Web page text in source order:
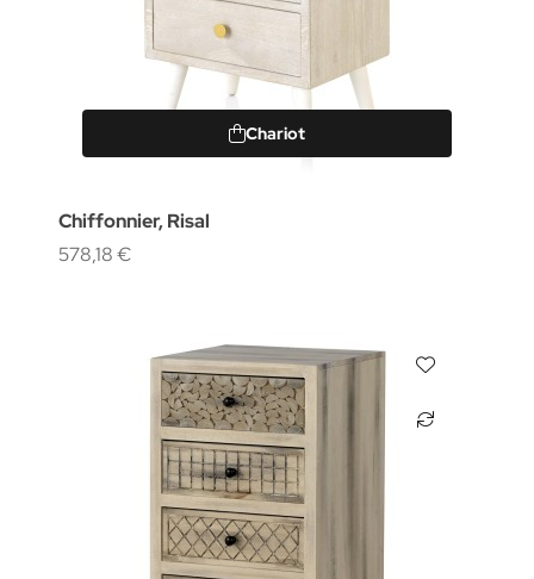
Chariot
Chiffonnier, Risal
578,18 €